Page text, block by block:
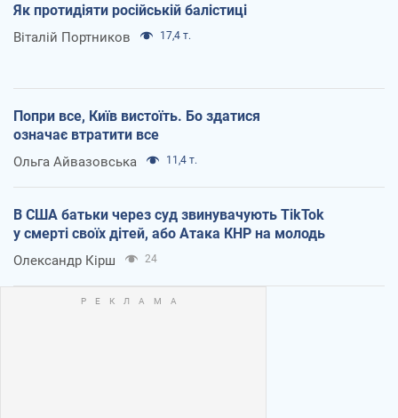
Як протидіяти російській балістиці
Віталій Портников 17,4 т.
Попри все, Київ вистоїть. Бо здатися
означає втратити все
Ольга Айвазовська 11,4 т.
В США батьки через суд звинувачують TikTok
у смерті своїх дітей, або Атака КНР на молодь
Олександр Кірш 24